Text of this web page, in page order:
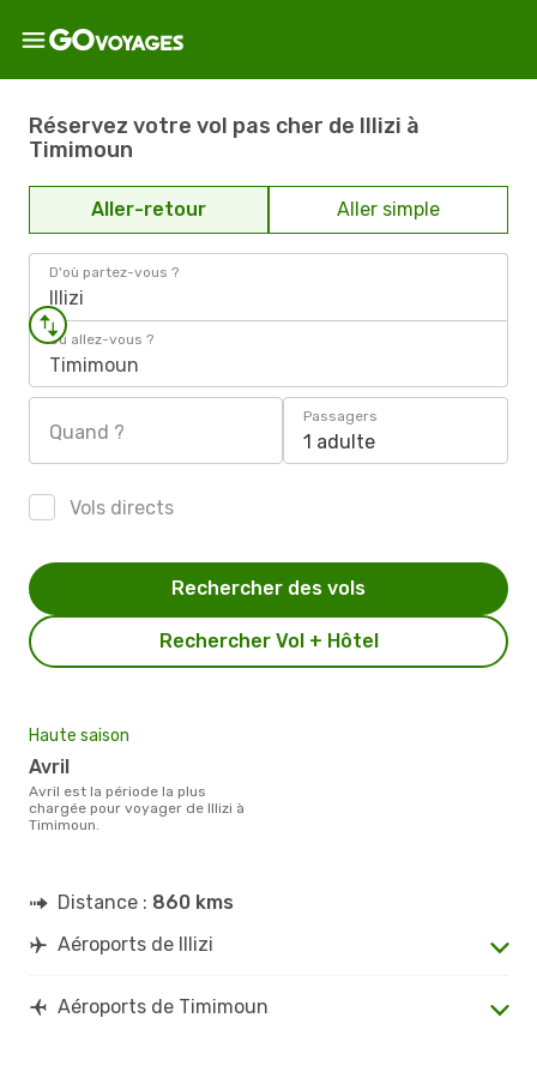
Réservez votre vol pas cher de Illizi à
Timimoun
Aller-retour Aller simple
D'où partez-vous ?
Illizi
Où allez-vous ?
Timimoun
Quand ?
Passagers
1 adulte
Vols directs
Rechercher Vol + Hôtel
Rechercher des vols
Haute saison
avril
avril est la période la plus
chargée pour voyager de Illizi à
Timimoun.
Distance : 860 kms
Aéroports de Illizi
Aéroports de Timimoun